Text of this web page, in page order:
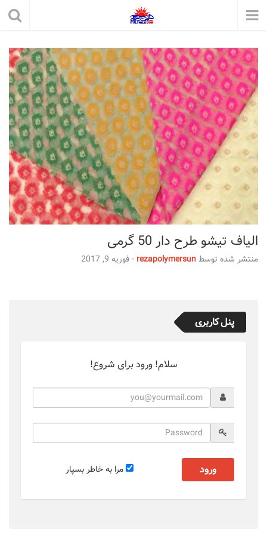
الیاف تیشو طرح دار 50 گرمی
منتشر شده توسطrezapolymersun
-فوریه 9, 2017
پنل کاربری
سلام! ورود برای شروع!
مرا به خاطر بسپار ورود